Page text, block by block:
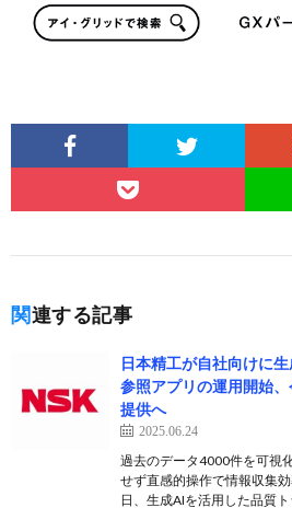
関連する記事
日本精工が自社向けに
参照アプリの運用開始
提供へ
2025.06.24
過去のデータ4000件を可視
せず直感的操作で情報収集
日、生成AIを活用した品質